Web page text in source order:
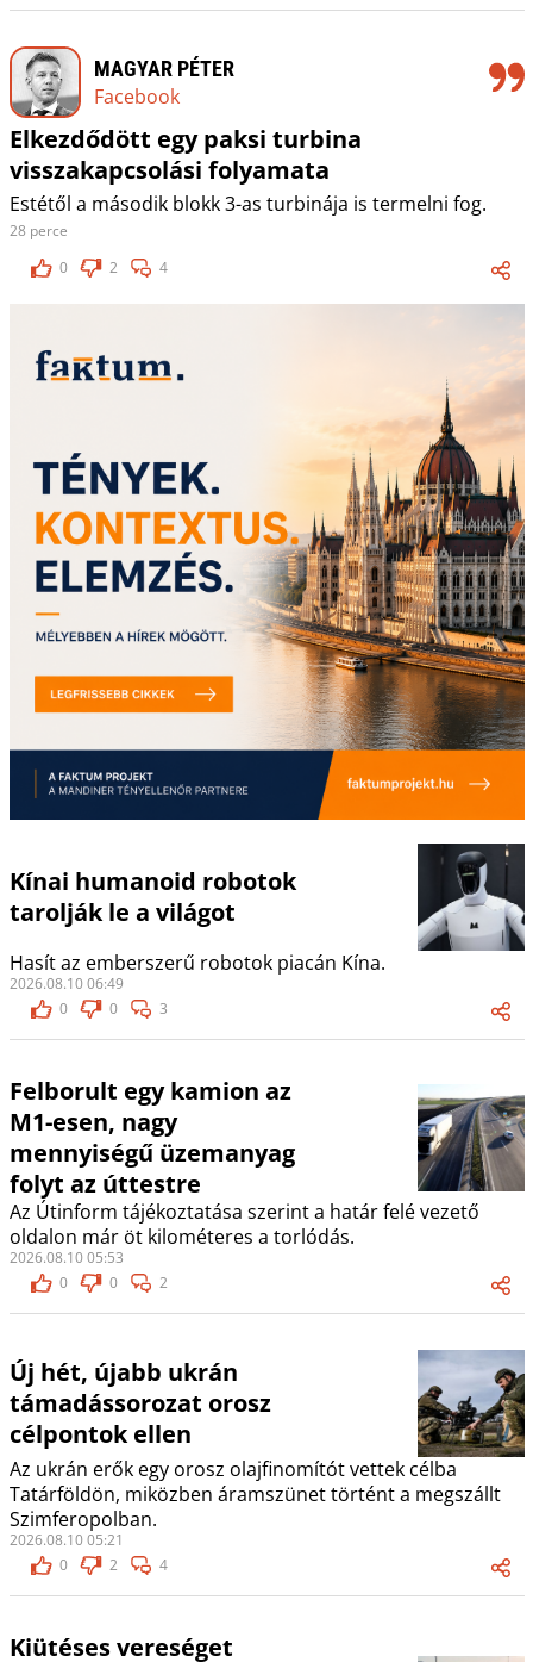
MAGYAR PÉTER
Facebook
Elkezdődött egy paksi turbina
visszakapcsolási folyamata
Estétől a második blokk 3-as turbinája is termelni fog.
28 perce
0
2 4
Kínai humanoid robotok
tarolják le a világot
Hasít az emberszerű robotok piacán Kína.
2026.08.10 06:49
0
0 3
Felborult egy kamion az
M1-esen, nagy
mennyiségű üzemanyag
folyt az úttestre
Az Útinform tájékoztatása szerint a határ felé vezető
oldalon már öt kilométeres a torlódás.
2026.08.10 05:53
0
0 2
Új hét, újabb ukrán
támadássorozat orosz
célpontok ellen
Az ukrán erők egy orosz olajfinomítót vettek célba
Tatárföldön, miközben áramszünet történt a megszállt
Szimferopolban.
2026.08.10 05:21
0
2 4
Kiütéses vereséget